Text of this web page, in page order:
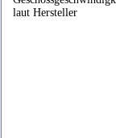
laut Hersteller